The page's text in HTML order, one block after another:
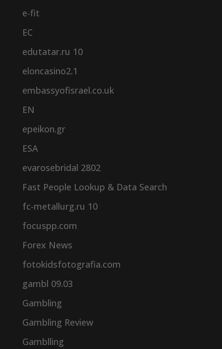
e-fit
EC
edutatar.ru 10
eloncasino2.1
embassyofisrael.co.uk
EN
epeikon.gr
ESA
evarosebridal 2802
Fast People Lookup & Data Search
fc-metallurg.ru 10
focuspp.com
Forex News
fotokidsfotografia.com
gambl 09.03
Gambling
Gambling Review
Gamblling